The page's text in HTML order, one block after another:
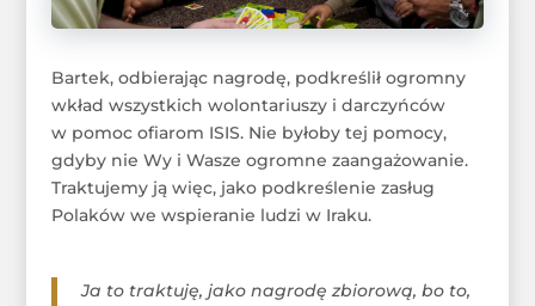
Bartek, odbierając nagrodę, podkreślił ogromny
wkład wszystkich wolontariuszy i darczyńców
w pomoc ofiarom ISIS. Nie byłoby tej pomocy,
gdyby nie Wy i Wasze ogromne zaangażowanie.
Traktujemy ją więc, jako podkreślenie zasług
Polaków we wspieranie ludzi w Iraku.
Ja to traktuję, jako nagrodę zbiorową, bo to,